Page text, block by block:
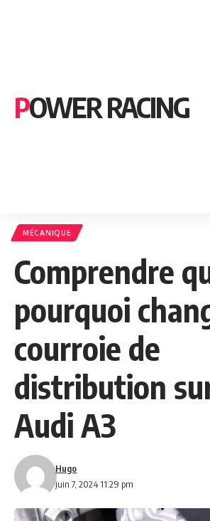
POWER RACING
MÉCANIQUE
Comprendre
pourquoi
courroie de
distribution
Audi A3
juin 7, 2024 11:29 pm
Hugo